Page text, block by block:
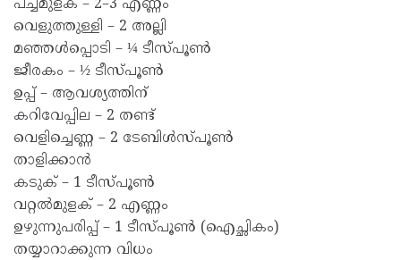
പച്ചമുളക് – 2–3 എണ്ണം
വെളുത്തുള്ളി – 2 അല്ലി
മഞ്ഞൾപ്പൊടി – ¼ ടീസ്പൂൺ
ജീരകം – ½ ടീസ്പൂൺ
ഉപ്പ് – ആവശ്യത്തിന്
കറിവേപ്പില – 2 തണ്ട്
വെളിച്ചെണ്ണ – 2 ടേബിൾസ്പൂൺ
താളിക്കാൻ
കടുക് – 1 ടീസ്പൂൺ
വറ്റൽമുളക് – 2 എണ്ണം
ഉഴുന്നുപരിപ്പ് – 1 ടീസ്പൂൺ (ഐച്ഛികം)
തയ്യാറാക്കുന്ന വിധം